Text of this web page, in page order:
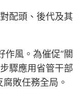
頭、後代及
風。為催促“
應用省管干
敗任務全局。